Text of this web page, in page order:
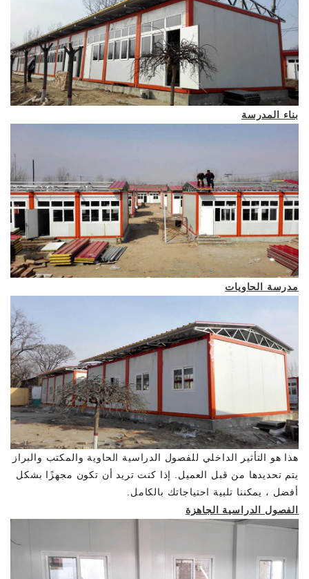
بناء المدرسة
مدرسة الحاويات
هذا هو التأثير الداخلي للفصول الدراسية الحاوية والمكتب والبراز
يتم تحديدها من قبل العميل. إذا كنت تريد أن تكون مجهزًا بشكل
أفضل ، يمكننا تلبية احتياجاتك بالكامل.
الفصول الدراسية الجاهزة